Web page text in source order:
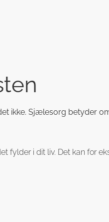
ikke. Sjælesorg betyder
fylder i dit liv. Det kan for